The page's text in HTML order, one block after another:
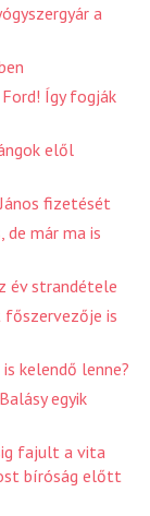
a
Így fogják
elől
fizetését
már ma is
év strandétele
főszervezője is
kelendő lenne?
egyik
fajult a vita
bíróság előtt